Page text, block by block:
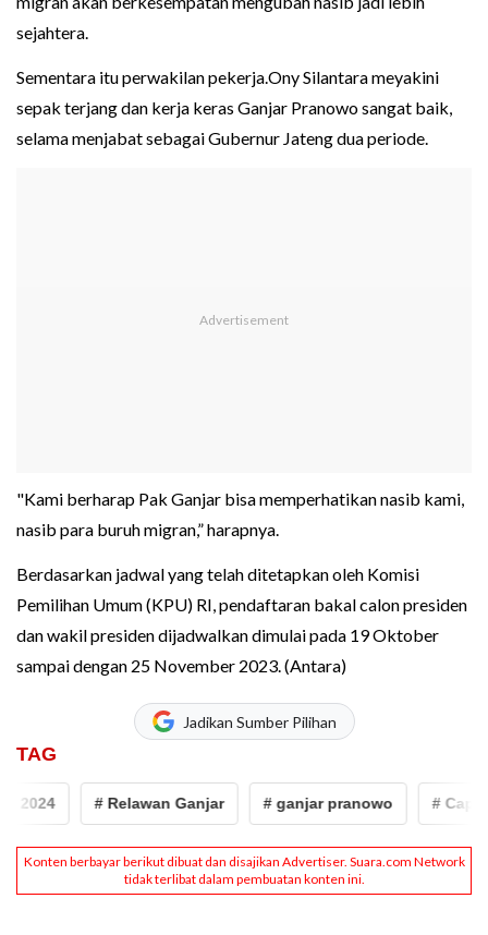
sejahtera.
Sementara itu perwakilan pekerja.Ony Silantara meyakini
sepak terjang dan kerja keras Ganjar Pranowo sangat baik,
selama menjabat sebagai Gubernur Jateng dua periode.
"Kami berharap Pak Ganjar bisa memperhatikan nasib kami,
nasib para buruh migran,” harapnya.
Berdasarkan jadwal yang telah ditetapkan oleh Komisi
Pemilihan Umum (KPU) RI, pendaftaran bakal calon presiden
dan wakil presiden dijadwalkan dimulai pada 19 Oktober
sampai dengan 25 November 2023. (Antara)
Jadikan Sumber Pilihan
TAG
2024 # Relawan Ganjar # ganjar pranowo #